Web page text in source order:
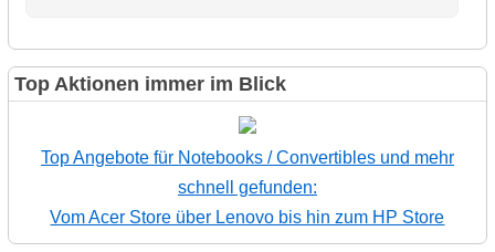
Top Aktionen immer im Blick
Top Angebote für Notebooks / Convertibles und mehr
schnell gefunden:
Vom Acer Store über Lenovo bis hin zum HP Store